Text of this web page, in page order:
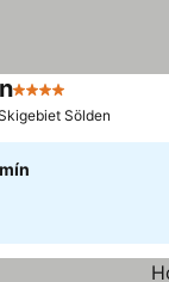
4 Počet hvězdiček
Sölden